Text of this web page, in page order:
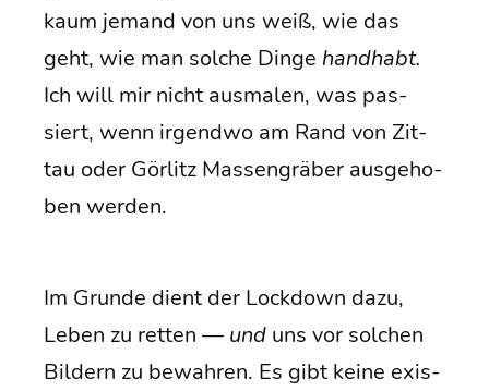
kaum jemand von uns weiß, wie das
geht, wie man sol­che Din­ge hand­habt.
Ich will mir nicht aus­ma­len, was pas­
siert, wenn irgend­wo am Rand von Zit­
tau oder Gör­litz Mas­sen­grä­ber aus­ge­ho­
ben werden.
Im Grun­de dient der Lock­down dazu,
Leben zu ret­ten — und uns vor sol­chen
Bil­dern zu bewah­ren. Es gibt kei­ne exis­